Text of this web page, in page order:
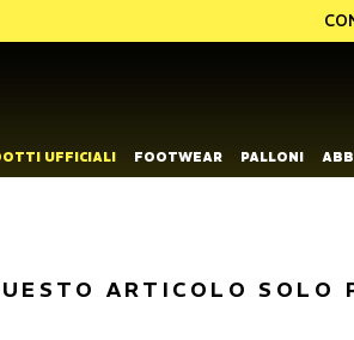
FOOTWEAR PALLONI
UFFICIALI
ARTICOLO